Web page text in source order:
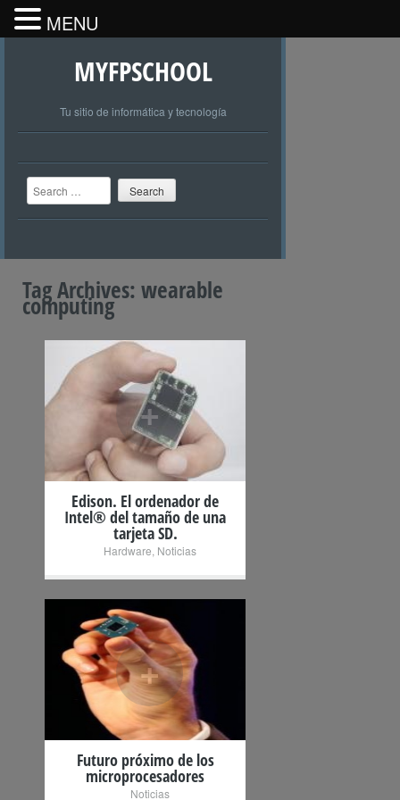
MYFPSCHOOL
Tu sitio de informática y tecnología
Search
Tag Archives: wearable
computing
+
Edison. El ordenador de
Intel® del tamaño de una
tarjeta SD.
Hardware Noticias
+
Futuro próximo de los
microprocesadores
Noticias
MENU